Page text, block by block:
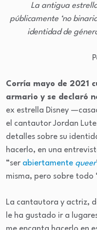
La antigua
públicamente ‘no
identidad de
Corría mayo de 2021
armario y se declaró
ex estrella Disney
el cantautor Jordan
detalles sobre su
hacerlo, en una
“ser abiertamente queer
misma, pero sobre todo
La cantautora y actriz,
le ha gustado ir a